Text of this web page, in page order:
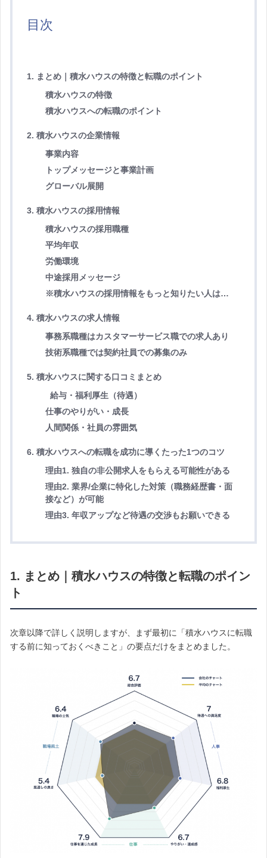
目次
1. まとめ｜積水ハウスの特徴と転職のポイント
積水ハウスの特徴
積水ハウスへの転職のポイント
2. 積水ハウスの企業情報
事業内容
トップメッセージと事業計画
グローバル展開
3. 積水ハウスの採用情報
積水ハウスの採用職種
平均年収
労働環境
中途採用メッセージ
※積水ハウスの採用情報をもっと知りたい人は…
4. 積水ハウスの求人情報
事務系職種はカスタマーサービス職での求人あり
技術系職種では契約社員での募集のみ
5. 積水ハウスに関する口コミまとめ
給与・福利厚生（待遇）
仕事のやりがい・成長
人間関係・社員の雰囲気
6. 積水ハウスへの転職を成功に導くたった1つのコツ
理由1. 独自の非公開求人をもらえる可能性がある
理由2. 業界/企業に特化した対策（職務経歴書・面
接など）が可能
理由3. 年収アップなど待遇の交渉もお願いできる
1. まとめ｜積水ハウスの特徴と転職のポイン
ト
次章以降で詳しく説明しますが、まず最初に「積水ハウスに転職
する前に知っておくべきこと」の要点だけをまとめました。